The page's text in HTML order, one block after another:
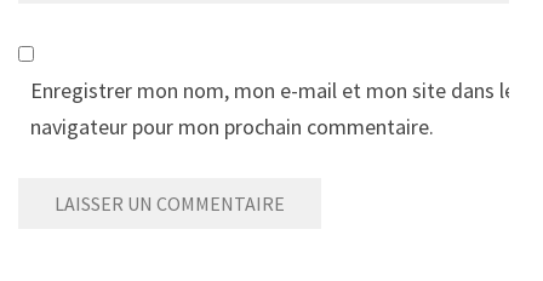
Enregistrer mon nom, mon e-mail et mon site dans le
navigateur pour mon prochain commentaire.